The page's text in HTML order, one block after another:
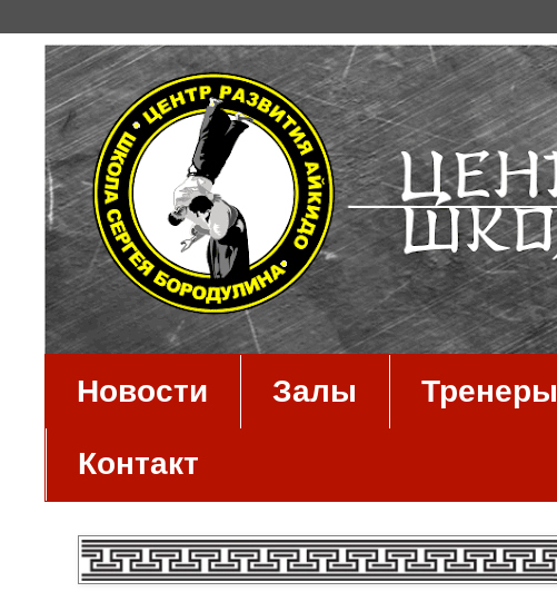
Новости Залы Тренеры
Контакт